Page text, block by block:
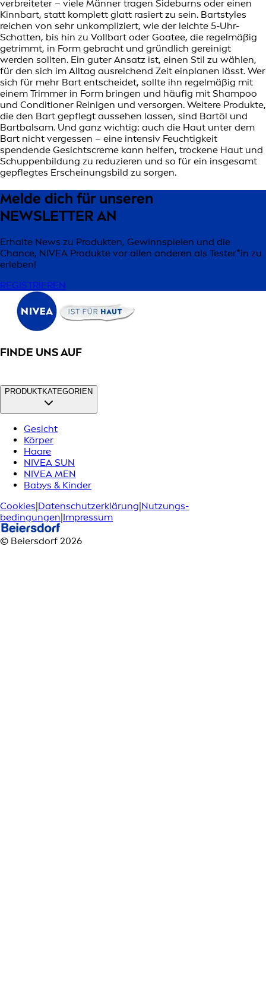
verbreiteter – viele Männer tragen Sideburns oder einen
Kinnbart, statt komplett glatt rasiert zu sein. Bartstyles
reichen von sehr unkompliziert, wie der leichte 5-Uhr-
Schatten, bis hin zu Vollbart oder Goatee, die regelmäßig
getrimmt, in Form gebracht und gründlich gereinigt
werden sollten. Ein guter Ansatz ist, einen Stil zu wählen,
für den sich im Alltag ausreichend Zeit einplanen lässt. Wer
sich für mehr Bart entscheidet, sollte ihn regelmäßig mit
einem Trimmer in Form bringen und häufig mit Shampoo
und Conditioner Reinigen und versorgen. Weitere Produkte,
die den Bart gepflegt aussehen lassen, sind Bartöl und
Bartbalsam. Und ganz wichtig: auch die Haut unter dem
Bart nicht vergessen – eine intensiv Feuchtigkeit
spendende Gesichtscreme kann helfen, trockene Haut und
Schuppenbildung zu reduzieren und so für ein insgesamt
gepflegtes Erscheinungsbild zu sorgen.
Melde dich für unseren
NEWSLETTER AN
Erhalte News zu Produkten, Gewinnspielen und die
Chance, NIVEA Produkte vor allen anderen als Tester*in zu
erleben!
REGISTRIEREN
FINDE UNS AUF
PRODUKTKATEGORIEN
Gesicht
Körper
Haare
NIVEA SUN
NIVEA MEN
Babys & Kinder
Cookies Datenschutzerklärung Nutzungs­
bedingungen Impressum
© Beiersdorf 2026